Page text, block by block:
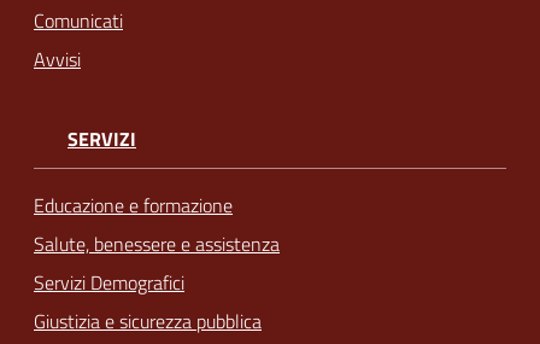
Comunicati
Avvisi
SERVIZI
Educazione e formazione
Salute, benessere e assistenza
Servizi Demografici
Giustizia e sicurezza pubblica